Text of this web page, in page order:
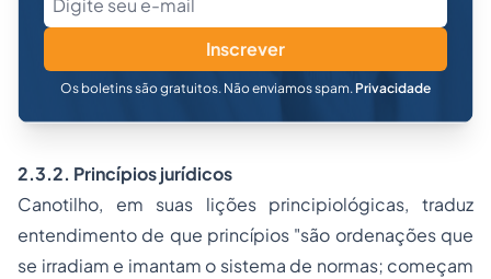
Inscrever
Os boletins são gratuitos. Não enviamos spam. Privacidade
2.3.2. Princípios jurídicos
Canotilho, em suas lições principiológicas, traduz
entendimento de que princípios "são ordenações que
se irradiam e imantam o sistema de normas; começam